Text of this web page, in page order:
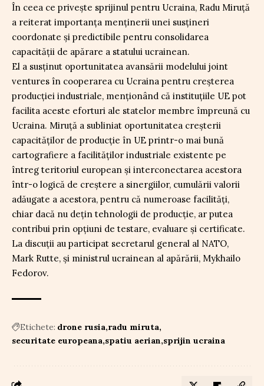
În ceea ce privește sprijinul pentru Ucraina, Radu Miruță
a reiterat importanța menținerii unei susțineri
coordonate și predictibile pentru consolidarea
capacității de apărare a statului ucrainean.
El a susținut oportunitatea avansării modelului joint
ventures în cooperarea cu Ucraina pentru creșterea
producției industriale, menționând că instituțiile UE pot
facilita aceste eforturi ale statelor membre împreună cu
Ucraina. Miruță a subliniat oportunitatea creșterii
capacităților de producție în UE printr-o mai bună
cartografiere a facilităților industriale existente pe
întreg teritoriul european și interconectarea acestora
într-o logică de creștere a sinergiilor, cumulării valorii
adăugate a acestora, pentru că numeroase facilități,
chiar dacă nu dețin tehnologii de producție, ar putea
contribui prin opțiuni de testare, evaluare și certificate.
La discuții au participat secretarul general al NATO,
Mark Rutte, și ministrul ucrainean al apărării, Mykhailo
Fedorov.
Etichete: drone rusia radu miruta
securitate europeana spatiu aerian sprijin ucraina